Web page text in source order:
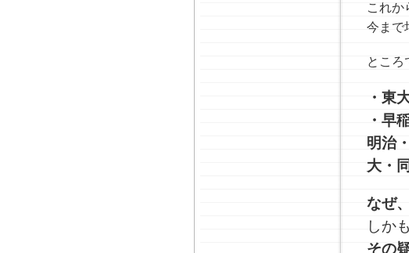
これか
今まで
ところ
・東
・早
明治
大・
なぜ
しかも
その